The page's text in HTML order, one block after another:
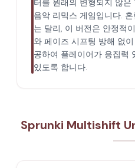
터를 원래의 변형되지 않
음악 리믹스 게임입니다.
는 달리, 이 버전은 안정적
와 페이즈 시프팅 방해 없
공하여 플레이어가 응집력
있도록 합니다.
Sprunki Multishift